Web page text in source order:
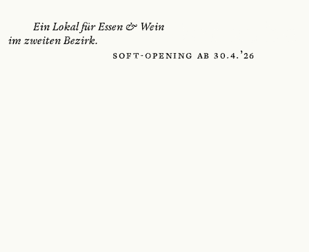
Ein Lokal für Essen & Wein
im zweiten Bezirk.
Soft-Opening ab 30.4.’26